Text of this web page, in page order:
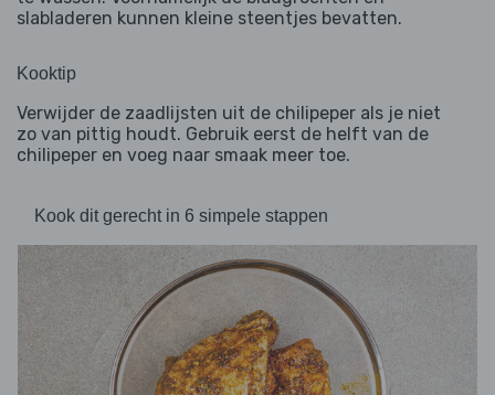
slabladeren kunnen kleine steentjes bevatten.
Kooktip
Verwijder de zaadlijsten uit de chilipeper als je niet
zo van pittig houdt. Gebruik eerst de helft van de
chilipeper en voeg naar smaak meer toe.
Kook dit gerecht in 6 simpele stappen